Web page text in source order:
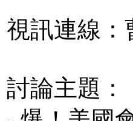
視訊連線：
討論主題：